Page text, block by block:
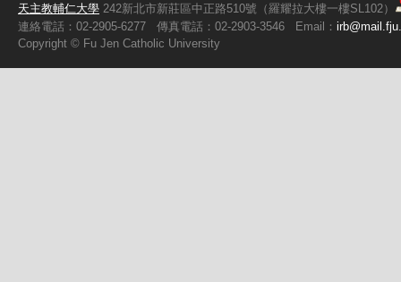
天主教輔仁大學 242新北市新莊區中正路510號（羅耀拉大樓一樓SL102）
連絡電話：02-2905-6277
傳真電話：02-2903-3546 Email：
Copyright © Fu Jen Catholic University